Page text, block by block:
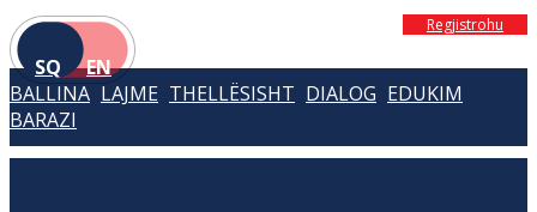
SQ EN
Regjistrohu
BALLINA LAJME THELLËSISHT DIALOG EDUKIM
BARAZI